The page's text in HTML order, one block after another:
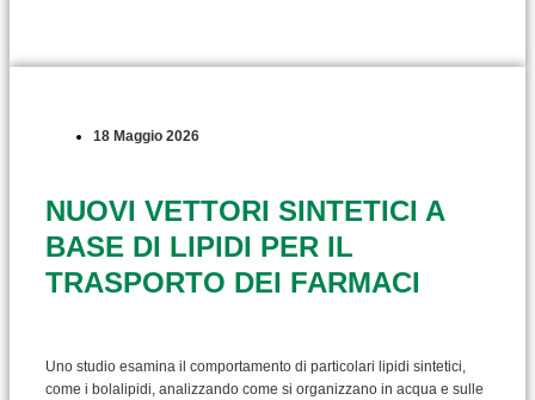
18 Maggio 2026
NUOVI VETTORI SINTETICI A
BASE DI LIPIDI PER IL
TRASPORTO DEI FARMACI
Uno studio esamina il comportamento di particolari lipidi sintetici,
come i bolalipidi, analizzando come si organizzano in acqua e sulle